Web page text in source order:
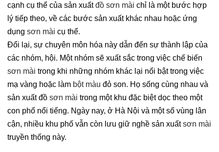
cạnh cụ thể của sản xuấtđồ sơn mài chỉ là một bước hợp
lý tiếp theo, về các bước sản xuất khác nhau hoặc ứng
dụng sơn mài cụ thể.
Đổi lại, sự chuyên môn hóa này dẫn đến sự thành lập của
các nhóm, hội. Một nhóm sẽ xuất sắc trong việc chế biến
sơn mài trong khi những nhóm khác lại nổi bật trong việc
mạ vàng hoặc làm bột màu đỏ son. Họ sống cùng nhau và
sản xuất đồ sơn mài trong một khu đặc biệt dọc theo một
con phố nổi tiếng. Ngày nay, ở Hà Nội và một số vùng lân
cận, nhiều khu phố vẫn còn lưu giữ nghề sản xuấtsơn mài
truyền thống này.